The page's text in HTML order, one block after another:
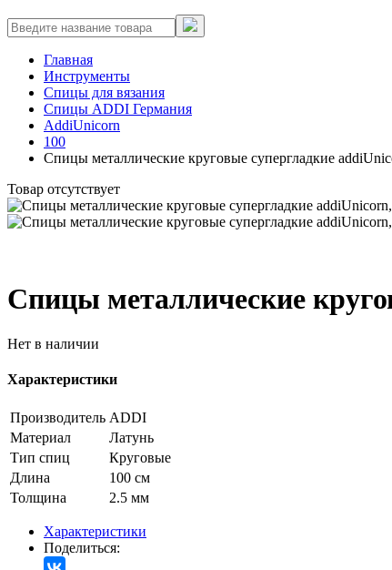
Главная
Инструменты
Спицы для вязания
Спицы ADDI Германия
AddiUnicorn
100
Спицы металлические круговые супергладкие
Товар отсутствует
Спицы металлические
Нет в наличии
Характеристики
Производитель ADDI
Материал
Латунь
Тип спиц
Круговые
Длина
100 см
Толщина
2.5 мм
Характеристики
Поделиться: